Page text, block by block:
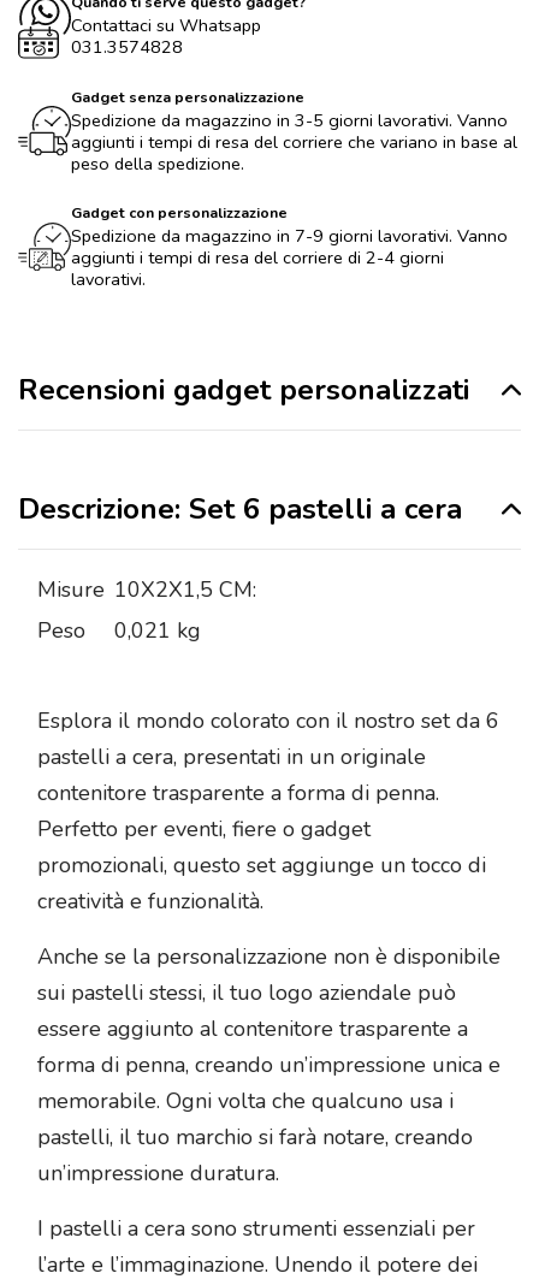
Contattaci su Whatsapp
031.3574828
Gadget senza personalizzazione
Spedizione da magazzino in 3-5 giorni lavorativi. Vanno
aggiunti i tempi di resa del corriere che variano in base al
peso della spedizione.
Gadget con personalizzazione
Spedizione da magazzino in 7-9 giorni lavorativi. Vanno
aggiunti i tempi di resa del corriere di 2-4 giorni
lavorativi.
Recensioni gadget personalizzati
Descrizione: Set 6 pastelli a cera
Misure 10X2X1,5 CM:
Peso
0,021 kg
Esplora il mondo colorato con il nostro set da 6
pastelli a cera, presentati in un originale
contenitore trasparente a forma di penna.
Perfetto per eventi, fiere o gadget
promozionali, questo set aggiunge un tocco di
creatività e funzionalità.
Anche se la personalizzazione non è disponibile
sui pastelli stessi, il tuo logo aziendale può
essere aggiunto al contenitore trasparente a
forma di penna, creando un’impressione unica e
memorabile. Ogni volta che qualcuno usa i
pastelli, il tuo marchio si farà notare, creando
un’impressione duratura.
I pastelli a cera sono strumenti essenziali per
l’arte e l’immaginazione. Unendo il potere dei